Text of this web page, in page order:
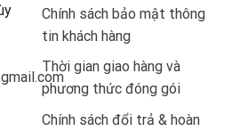
Chính sách bảo mật thông
tin khách hàng
Thời gian giao hàng và
phương thức đóng gói
Chính sách đổi trả & hoàn